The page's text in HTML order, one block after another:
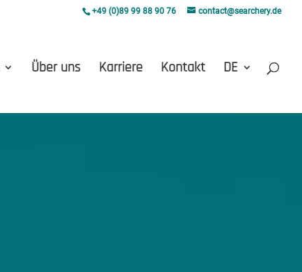
+49 (0)89 99 88 90 76 contact@searchery.de
Über uns Karriere Kontakt DE